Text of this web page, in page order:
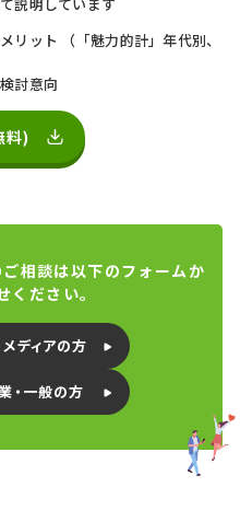
リット （「魅力的計」年代別、
討意向
料)
相談は以下のフォームか
ください。
ディアの方
・一般の方